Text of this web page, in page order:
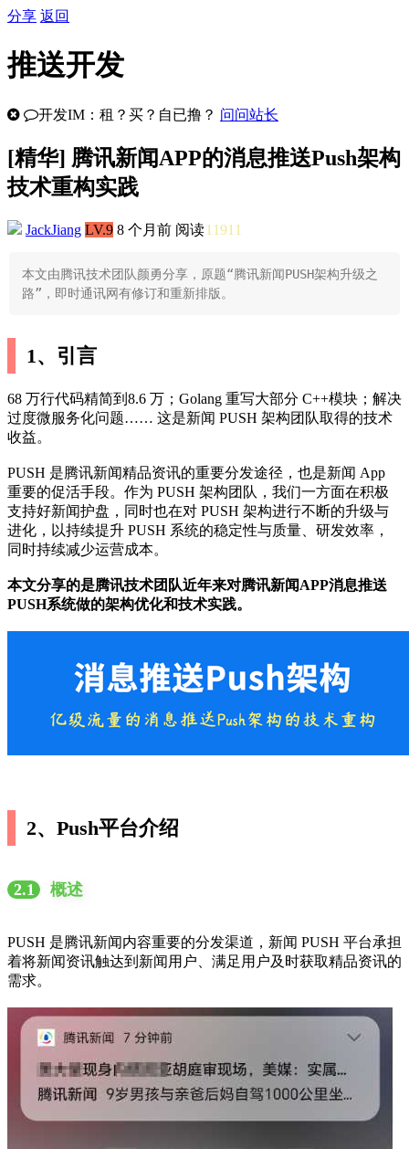
分享 返回
推送开发
开发IM：租？买？自已撸？ 问问站长
[精华] 腾讯新闻APP的消息推送Push架构
技术重构实践
JackJiang LV.9 8 个月前 阅读11911
本文由腾讯技术团队颜勇分享，原题“腾讯新闻PUSH架构升级之
路”，即时通讯网有修订和重新排版。
1、引言
68 万行代码精简到8.6 万；Golang 重写大部分 C++模块；解决
过度微服务化问题…… 这是新闻 PUSH 架构团队取得的技术
收益。
PUSH 是腾讯新闻精品资讯的重要分发途径，也是新闻 App
重要的促活手段。作为 PUSH 架构团队，我们一方面在积极
支持好新闻护盘，同时也在对 PUSH 架构进行不断的升级与
进化，以持续提升 PUSH 系统的稳定性与质量、研发效率，
同时持续减少运营成本。
本文分享的是腾讯技术团队近年来对腾讯新闻APP消息推送
PUSH系统做的架构优化和技术实践。
2、Push平台介绍
2.1 概述
PUSH 是腾讯新闻内容重要的分发渠道，新闻 PUSH 平台承担
着将新闻资讯触达到新闻用户、满足用户及时获取精品资讯的
需求。